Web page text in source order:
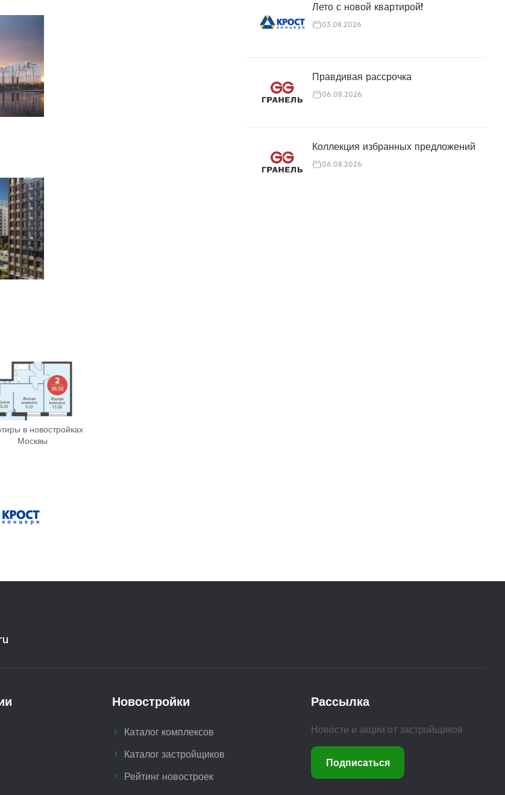
в новостройках
Москвы
Лето с новой квартирой!
03.08.2026
Правдивая рассрочка
06.08.2026
Коллекция избранных предложений
06.08.2026
Новостройки
Каталог комплексов
Каталог застройщиков
Рейтинг новостроек
Рассылка
Новости и акции от застройщиков
Подписаться